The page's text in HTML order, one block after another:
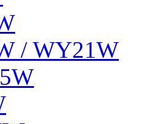
/ WY21W